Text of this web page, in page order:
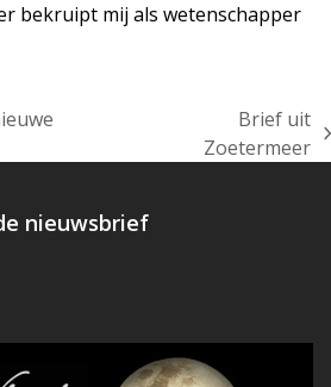
bekruipt mij als wetenschapper
Brief uit
Zoetermeer
nieuwsbrief